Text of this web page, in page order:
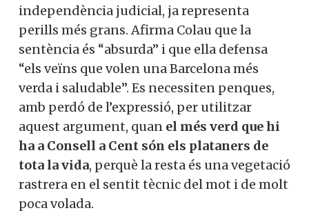
independència judicial, ja representa
perills més grans. Afirma Colau que la
sentència és “absurda” i que ella defensa
“els veïns que volen una Barcelona més
verda i saludable”. Es necessiten penques,
amb perdó de l’expressió, per utilitzar
aquest argument, quan el més verd que hi
ha a Consell a Cent són els plataners de
tota la vida, perquè la resta és una vegetació
rastrera en el sentit tècnic del mot i de molt
poca volada.